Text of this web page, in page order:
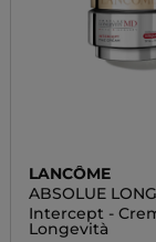
LANCÔME
ABSOLUE
MD
Intercept -
Longevità